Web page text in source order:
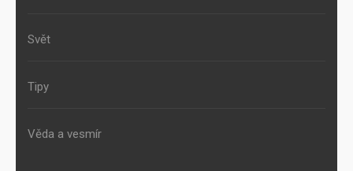
Svět
Tipy
Věda a vesmír